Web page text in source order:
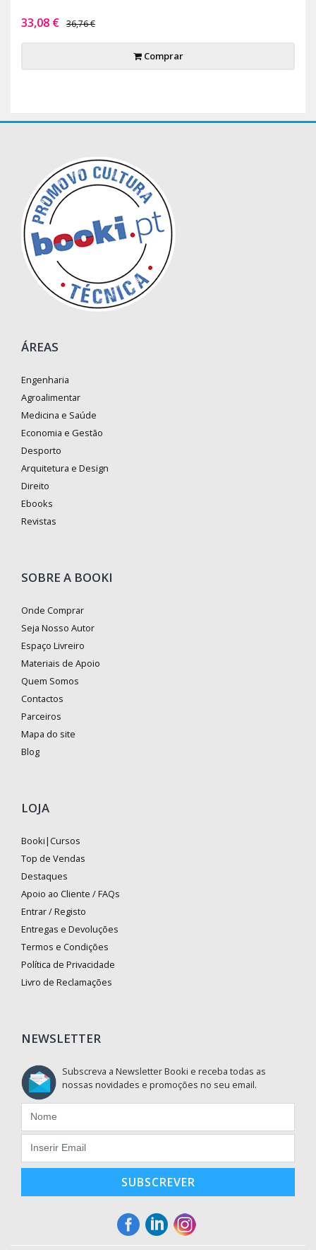
33,08 € 36,76 €
Comprar
ÁREAS
Engenharia
Agroalimentar
Medicina e Saúde
Economia e Gestão
Desporto
Arquitetura e Design
Direito
Ebooks
Revistas
SOBRE A BOOKI
Onde Comprar
Seja Nosso Autor
Espaço Livreiro
Materiais de Apoio
Quem Somos
Contactos
Parceiros
Mapa do site
Blog
LOJA
Booki|Cursos
Top de Vendas
Destaques
Apoio ao Cliente / FAQs
Entrar / Registo
Entregas e Devoluções
Termos e Condições
Política de Privacidade
Livro de Reclamações
NEWSLETTER
Subscreva a Newsletter Booki e receba todas as
nossas novidades e promoções no seu email.
SUBSCREVER